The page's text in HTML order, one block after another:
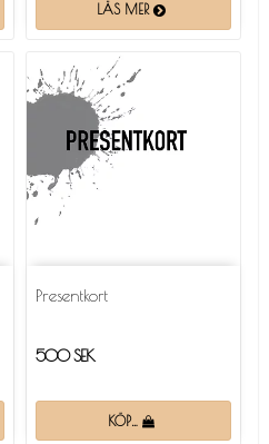
LÄS MER
Presentkort
500 SEK
KÖP…